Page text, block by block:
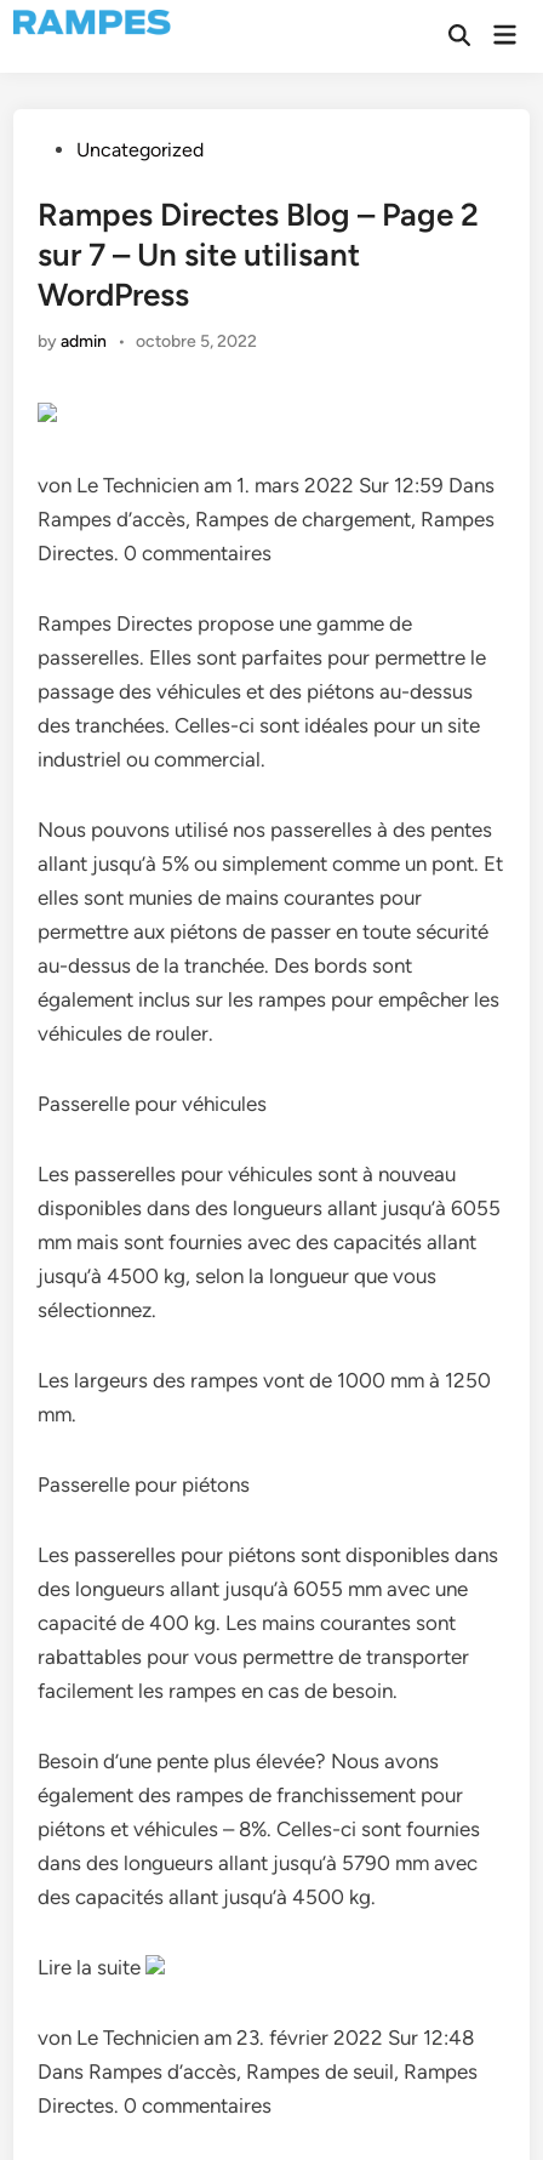
Skip
to
Open
PostedUncategorized
Rampes Directes Blog – Page 2
sur 7 – Un site utilisant
WordPress
byadmin • octobre 5, 2022
von Le Technicien am 1. mars 2022 Sur 12:59 Dans
Rampes d’accès, Rampes de chargement, Rampes
Directes. 0 commentaires
Rampes Directes propose une gamme de
passerelles. Elles sont parfaites pour permettre le
passage des véhicules et des piétons au-dessus
des tranchées. Celles-ci sont idéales pour un site
industriel ou commercial.
Nous pouvons utilisé nos passerelles à des pentes
allant jusqu’à 5% ou simplement comme un pont. Et
elles sont munies de mains courantes pour
permettre aux piétons de passer en toute sécurité
au-dessus de la tranchée. Des bords sont
également inclus sur les rampes pour empêcher les
véhicules de rouler.
Passerelle pour véhicules
Les passerelles pour véhicules sont à nouveau
disponibles dans des longueurs allant jusqu’à 6055
mm mais sont fournies avec des capacités allant
jusqu’à 4500 kg, selon la longueur que vous
sélectionnez.
Les largeurs des rampes vont de 1000 mm à 1250
mm.
Passerelle pour piétons
Les passerelles pour piétons sont disponibles dans
des longueurs allant jusqu’à 6055 mm avec une
capacité de 400 kg. Les mains courantes sont
rabattables pour vous permettre de transporter
facilement les rampes en cas de besoin.
Besoin d’une pente plus élevée? Nous avons
également des rampes de franchissement pour
piétons et véhicules – 8%. Celles-ci sont fournies
dans des longueurs allant jusqu’à 5790 mm avec
des capacités allant jusqu’à 4500 kg.
Lire la suite
von Le Technicien am 23. février 2022 Sur 12:48
Dans Rampes d’accès, Rampes de seuil, Rampes
Directes. 0 commentaires